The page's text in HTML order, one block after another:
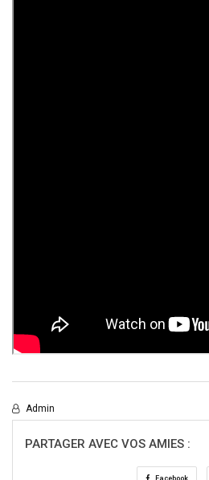
Admin
PARTAGER AVEC VOS AMIES :
Facebook